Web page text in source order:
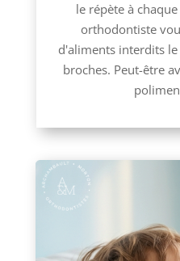
le répète à
orthodontiste
d'aliments interdits
broches. Peut-être